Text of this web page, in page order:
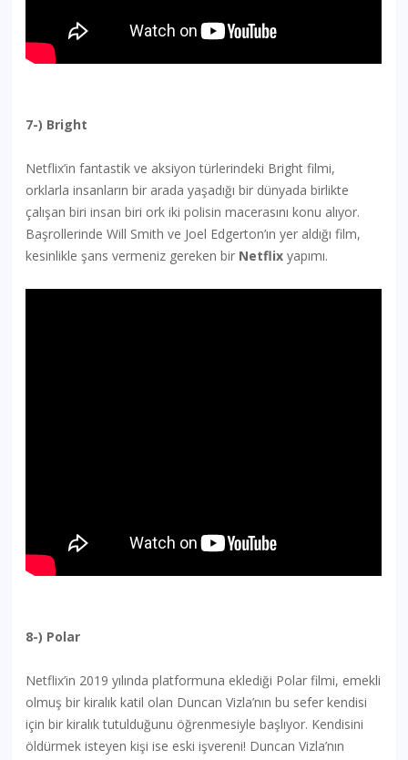
7-) Bright
Netflix’in fantastik ve aksiyon türlerindeki Bright filmi,
orklarla insanların bir arada yaşadığı bir dünyada birlikte
çalışan biri insan biri ork iki polisin macerasını konu alıyor.
Başrollerinde Will Smith ve Joel Edgerton’ın yer aldığı film,
kesinlikle şans vermeniz gereken bir Netflixyapımı.
8-) Polar
Netflix’in 2019 yılında platformuna eklediği Polar filmi, emekli
olmuş bir kiralık katil olan Duncan Vizla’nın bu sefer kendisi
için bir kiralık tutulduğunu öğrenmesiyle başlıyor. Kendisini
öldürmek isteyen kişi ise eski işvereni! Duncan Vizla’nın